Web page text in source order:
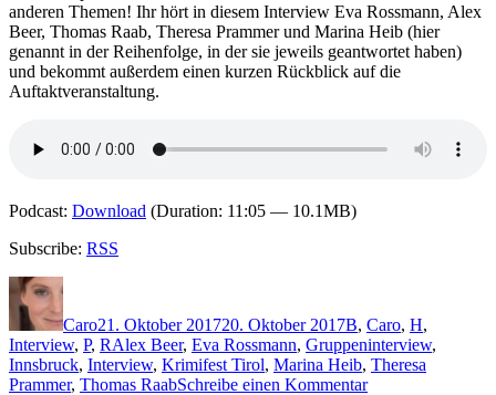
anderen Themen! Ihr hört in diesem Interview Eva Rossmann, Alex
Beer, Thomas Raab, Theresa Prammer und Marina Heib (hier
genannt in der Reihenfolge, in der sie jeweils geantwortet haben)
und bekommt außerdem einen kurzen Rückblick auf die
Auftaktveranstaltung.
Podcast: Download (Duration: 11:05 — 10.1MB)
Subscribe: RSS
Autor
Caro21. Oktober 201720. Oktober 2017B, Caro, H,
Interview, P, R Schlagwörter
Alex Beer, Eva Rossmann, Gruppeninterview,
Innsbruck, Interview, Krimifest Tirol, Marina Heib, Theresa
Prammer, Thomas RaabSchreibe einen Kommentarzu